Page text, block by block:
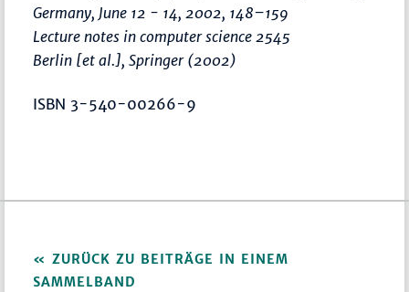
Germany, June 12 - 14, 2002, 148–159
Lecture notes in computer science 2545
Berlin [et al.], Springer (2002)
ISBN 3-540-00266-9
ZURÜCK ZU BEITRÄGE IN EINEM
SAMMELBAND